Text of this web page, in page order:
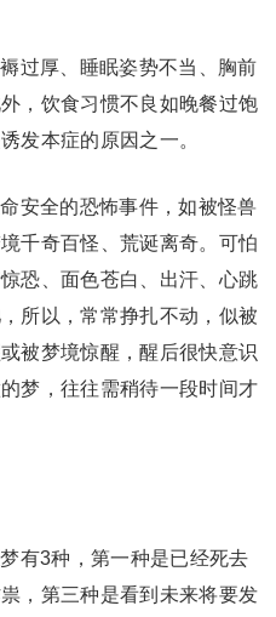
过厚、睡眠姿势不当、胸前
，饮食习惯不良如晚餐过饱
发本症的原因之一。
安全的恐怖事件，如被怪兽
千奇百怪、荒诞离奇。可怕
恐、面色苍白、出汗、心跳
所以，常常挣扎不动，似被
被梦境惊醒，醒后很快意识
梦，往往需稍待一段时间才
有3种，第一种是已经死去
，第三种是看到未来将要发